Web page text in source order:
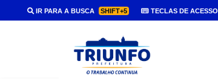
IR PARA A BUSCA SHIFT+5 TECLAS DE ACESSO